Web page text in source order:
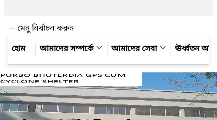
মেনু নির্বাচন করুন
আমাদের সম্পর্কে
আমাদের সেবা ঊর্ধ্বতন